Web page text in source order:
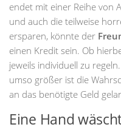
endet mit einer Reihe von
und auch die teilweise
ersparen, könnte der
einen Kredit sein. Ob
jeweils individuell zu
umso größer ist die
an das benötigte Geld
Eine Hand